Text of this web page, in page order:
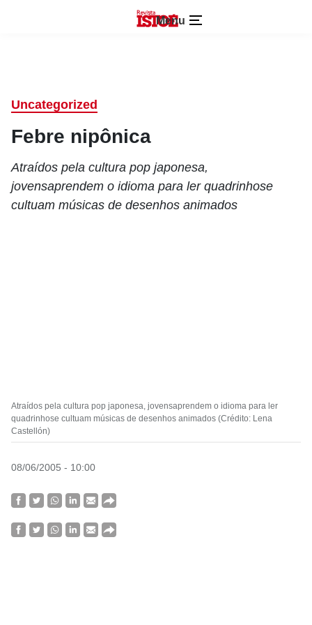
Menu
Uncategorized
Febre nipônica
Atraídos pela cultura pop japonesa,
jovensaprendem o idioma para ler quadrinhose
cultuam músicas de desenhos animados
Atraídos pela cultura pop japonesa, jovensaprendem o idioma para ler
quadrinhose cultuam músicas de desenhos animados (Crédito: Lena
Castellón)
08/06/2005 - 10:00